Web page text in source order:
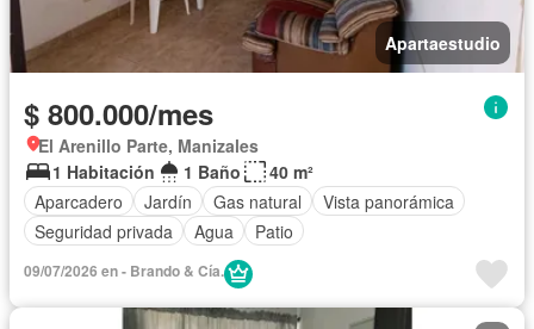
Apartaestudio
$ 800.000/mes
El Arenillo Parte, Manizales
1 Habitación
1 Baño
40 m²
Aparcadero
Jardín Gas natural
Vista panorámica
Seguridad privada
Agua Patio
09/07/2026 en - Brando & Cía.